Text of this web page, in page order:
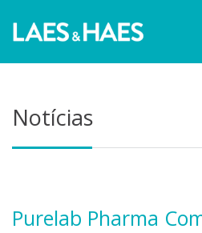
Notícias
Purelab Pharma